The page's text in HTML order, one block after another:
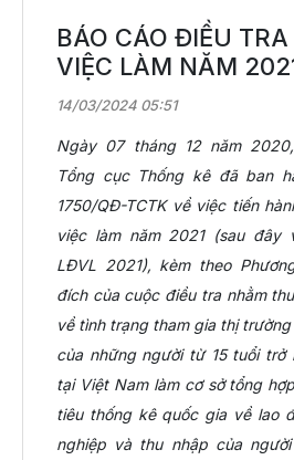
BÁO CÁO ĐIỀU
VIỆC LÀM NĂM
14/03/2024 05:51
Ngày 07 tháng 12 năm
Tổng cục Thống kê đã ban
1750/QĐ-TCTK về việc tiến
việc làm năm 2021 (sau
LĐVL 2021), kèm theo
đích của cuộc điều tra nhằm
về tình trạng tham gia thị
của những người từ 15 tuổi trở
tại Việt Nam làm cơ sở tổng
tiêu thống kê quốc gia về lao
nghiệp và thu nhập của